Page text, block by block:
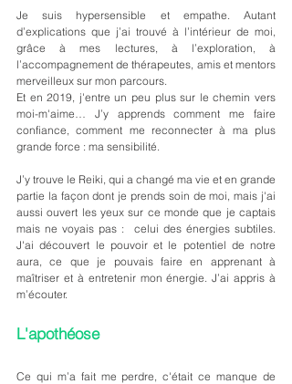
Je suis hypersensible et empathe. Autant
d’explications que j’ai trouvé à l’intérieur de moi,
grâce à mes lectures, à l’exploration, à
l’accompagnement de thérapeutes, amis et mentors
merveilleux sur mon parcours.
Et en 2019, j'entre un peu plus sur le chemin vers
moi-m'aime… J’y apprends comment me faire
confiance, comment me reconnecter à ma plus
grande force : ma sensibilité.
J’y trouve le Reiki, qui a changé ma vie et en grande
partie la façon dont je prends soin de moi, mais j'ai
aussi ouvert les yeux sur ce monde que je captais
mais ne voyais pas :  celui des énergies subtiles.
J'ai découvert le pouvoir et le potentiel de notre
aura, ce que je pouvais faire en apprenant à
maîtriser et à entretenir mon énergie. J’ai appris à
m’écouter.
L'apothéose
Ce qui m’a fait me perdre, c'était ce manque de